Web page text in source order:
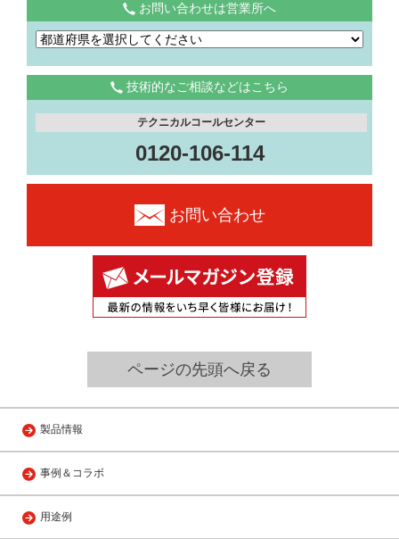
お問い合わせは営業所へ
技術的なご相談などはこちら
テクニカルコールセンター
0120-106-114
お問い合わせ
ページの先頭へ戻る
製品情報
事例＆コラボ
用途例